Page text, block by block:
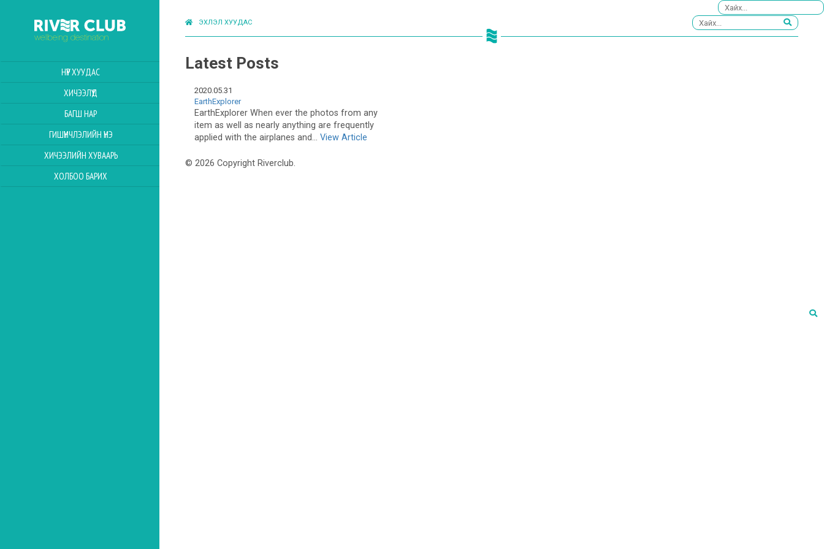
НҮҮР ХУУДАС
ХИЧЭЭЛҮҮД
БАГШ НАР
ГИШҮҮНЧЛЭЛИЙН ҮНЭ
ХИЧЭЭЛИЙН ХУВААРЬ
ХОЛБОО БАРИХ
ЭХЛЭЛ ХУУДАС
Latest Posts
2020.05.31
EarthExplorer
EarthExplorer When ever the photos from any
item as well as nearly anything are frequently
applied with the airplanes and... View Article
© 2026 Copyright Riverclub.